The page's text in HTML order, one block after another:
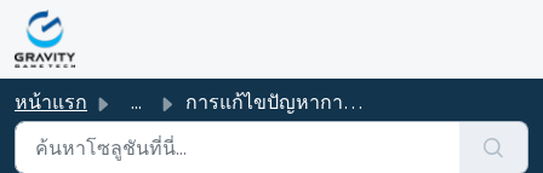
ข้ามไปยังเนื้อหาหลัก
หน้าแรก ... การแก้ไขปัญหาการเข้าเกมไม่ได้เบื้องต้น